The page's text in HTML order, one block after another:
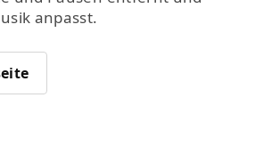
anpasst.